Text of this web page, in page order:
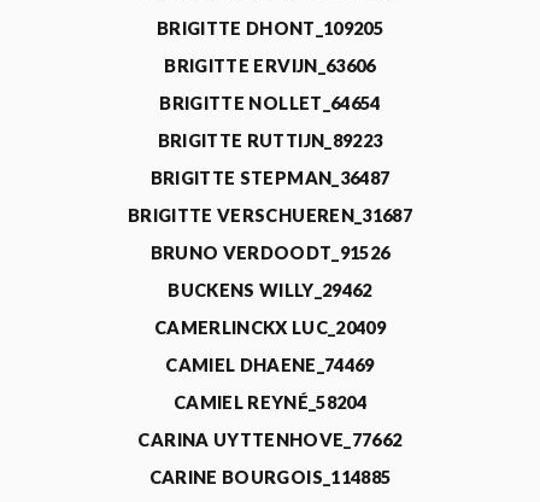
BRIGITTE DHONT_109205
BRIGITTE ERVIJN_63606
BRIGITTE NOLLET_64654
BRIGITTE RUTTIJN_89223
BRIGITTE STEPMAN_36487
BRIGITTE VERSCHUEREN_31687
BRUNO VERDOODT_91526
BUCKENS WILLY_29462
CAMERLINCKX LUC_20409
CAMIEL DHAENE_74469
CAMIEL REYNÉ_58204
CARINA UYTTENHOVE_77662
CARINE BOURGOIS_114885